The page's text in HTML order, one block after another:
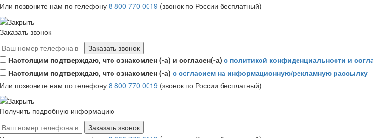
Или позвоните нам по телефону 8 800 770 0019 (звонок по России бесплатный)
Заказать звонок
Заказать звонок
Настоящим подтверждаю, что ознакомлен (-а) и согласен(-а) с политикой конфиденциальности и
Настоящим подтверждаю, что ознакомлен (-а) с согласием на информационную/рекламную рассылку
Или позвоните нам по телефону 8 800 770 0019 (звонок по России бесплатный)
Получить подробную информацию
Заказать звонок